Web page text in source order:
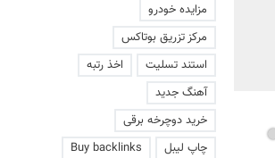
افشای اطلاعات برای ترور
بارون ترامپ | ماجرای قرار
عاشقانه با یک زن
مزایده خودرو
مرکز تزریق بوتاکس
استند تسلیت
اخذ رتبه
آهنگ جدید
خرید دوچرخه برقی
چاپ لیبل
Buy backlinks